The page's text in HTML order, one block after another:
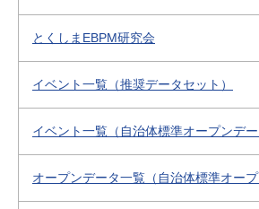
とくしまEBPM研究会
イベント一覧（推奨データセット）
イベント一覧（自治体標準オープンデー
オープンデータ一覧（自治体標準オープ